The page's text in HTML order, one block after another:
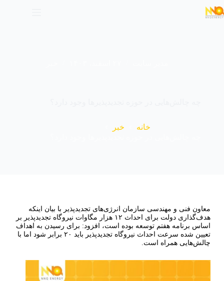
خانه
خبر
معاون فنی و مهندسی سازمان انرژی‌های تجدیدپذیر با بیان اینکه
هدف‌گذاری دولت برای احداث ۱۲ هزار مگاوات نیروگاه تجدیدپذیر بر
اساس برنامه هفتم توسعه بوده است، افزود: برای رسیدن به اهداف
تعیین شده سرعت احداث نیروگاه تجدیدپذیر باید ۲۰ برابر شود اما با
چالش‌هایی همراه است.